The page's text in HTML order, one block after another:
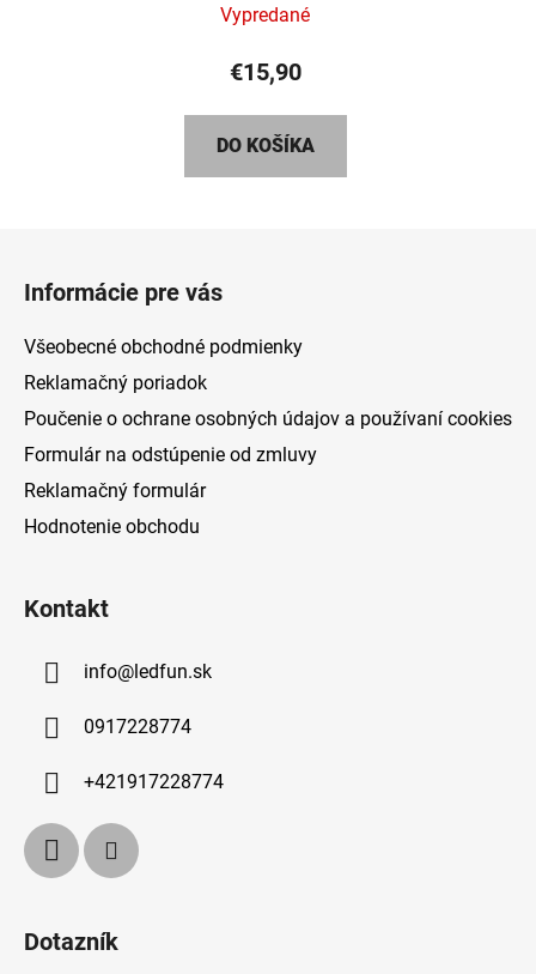
Vypredané
€15,90
DO KOŠÍKA
Informácie pre vás
Všeobecné obchodné podmienky
Reklamačný poriadok
Poučenie o ochrane osobných údajov a používaní cookies
Formulár na odstúpenie od zmluvy
Reklamačný formulár
Hodnotenie obchodu
Kontakt
info@ledfun.sk
0917228774
+421917228774
Dotazník